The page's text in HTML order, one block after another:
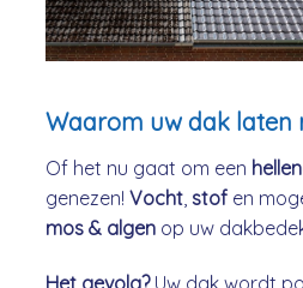
Waarom uw dak laten
Of het nu gaat om een
genezen! Vocht stof en
mos & algen op uw
Het gevolg?Uw dak wordt